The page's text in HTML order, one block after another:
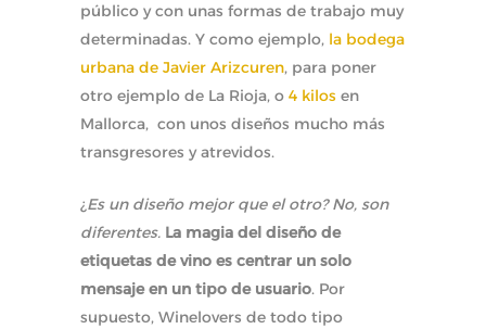
público y con unas formas de trabajo muy
determinadas. Y como ejemplo, la bodega
urbana de Javier Arizcuren, para poner
otro ejemplo de La Rioja, o 4 kilos en
Mallorca, con unos diseños mucho más
transgresores y atrevidos.
¿Es un diseño mejor que el otro? No, son
diferentes. La magia del diseño de
etiquetas de vino es centrar un solo
mensaje en un tipo de usuario. Por
supuesto, Winelovers de todo tipo